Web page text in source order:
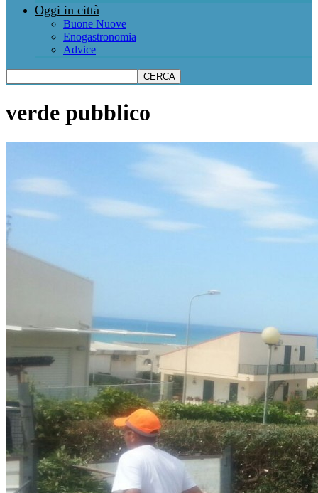
Oggi in città
Buone Nuove
Enogastronomia
Advice
verde pubblico